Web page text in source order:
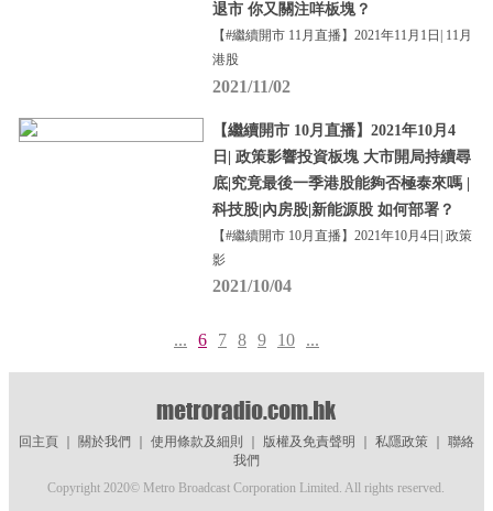
退市 你又關注咩板塊？
【#繼續開市 11月直播】2021年11月1日| 11月
港股
2021/11/02
【繼續開市 10月直播】2021年10月4
日| 政策影響投資板塊 大市開局持續尋
底|究竟最後一季港股能夠否極泰來嗎 |
科技股|內房股|新能源股 如何部署？
【#繼續開市 10月直播】2021年10月4日| 政策
影
2021/10/04
... 6 7 8 9 10 ...
回主頁｜ 關於我們 使用條款及細則 版權及免責聲明 私隱政策｜ 聯絡
我們
Copyright 2020© Metro Broadcast Corporation Limited. All rights reserved.